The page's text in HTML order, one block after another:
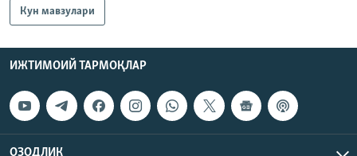
Кун мавзулари
ИЖТИМОИЙ ТАРМОҚЛАР
ОЗОДЛИК